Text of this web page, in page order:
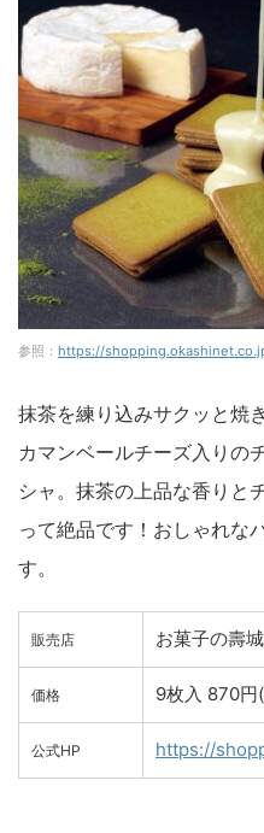
参照： https://
抹茶を練り込みサクッと焼
カマンベールチーズ入りの
シャ。抹茶の上品な香りと
って絶品です！おしゃれな
す。
販売店 お菓子の壽
価格 9枚入 870円
公式HP https://